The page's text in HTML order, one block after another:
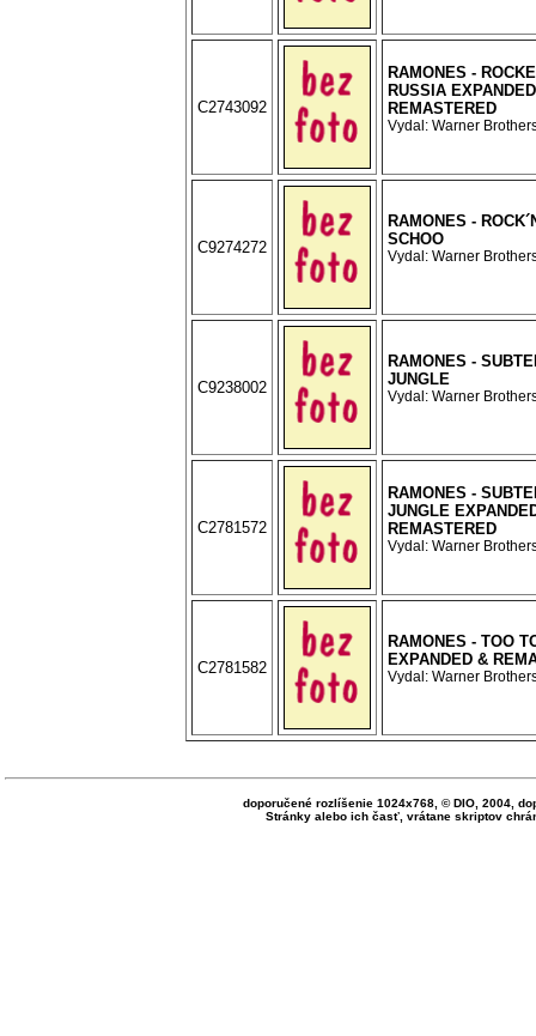
C2743092
RAMONES -
RUSSIA
REMASTERED
Vydal: Warner
C9274272
RAMONES -
SCHOO
Vydal: Warner
C9238002
RAMONES -
JUNGLE
Vydal: Warner
C2781572
RAMONES -
JUNGLE
REMASTERED
Vydal: Warner
C2781582
RAMONES - TOO
EXPANDED &
Vydal: Warner
doporučené rozlíšenie 1024x768, © DIO, 2004,
Stránky alebo ich časť, vrátane skriptov